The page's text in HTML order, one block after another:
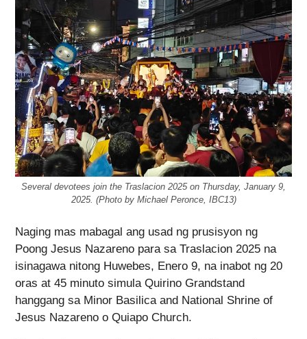
Several devotees join the Traslacion 2025 on Thursday, January 9,
2025. (Photo by Michael Peronce, IBC13)
Naging mas mabagal ang usad ng prusisyon ng
Poong Jesus Nazareno para sa Traslacion 2025 na
isinagawa nitong Huwebes, Enero 9, na inabot ng 20
oras at 45 minuto simula Quirino Grandstand
hanggang sa Minor Basilica and National Shrine of
Jesus Nazareno o Quiapo Church.